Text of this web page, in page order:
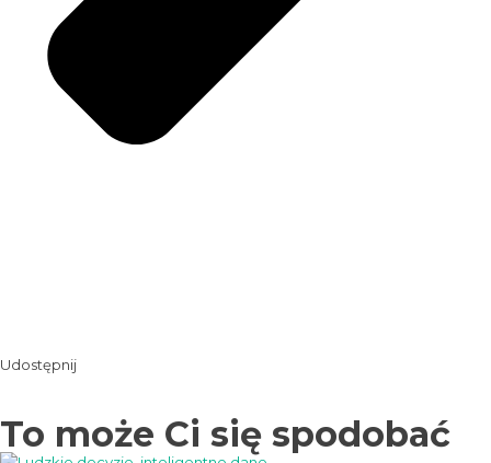
Udostępnij
To może Ci się spodobać